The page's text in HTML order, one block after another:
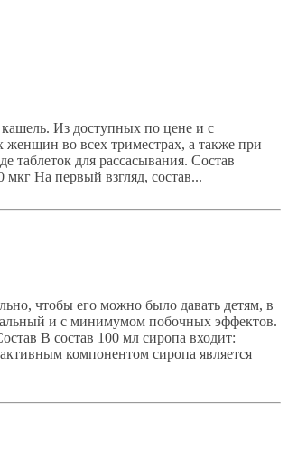
Из доступных по цене и с
во всех триместрах, а также при
таблеток для рассасывания. Состав
На первый взгляд, состав...
чтобы его можно было давать детям, в
и с минимумом побочных эффектов.
В состав 100 мл сиропа входит:
компонентом сиропа является